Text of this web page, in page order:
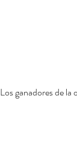
Los ganadores de la